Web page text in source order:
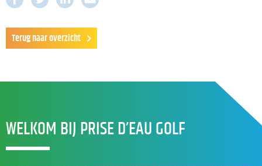
Terug naar overzicht
WELKOM BIJ PRISE D’EAU GOLF